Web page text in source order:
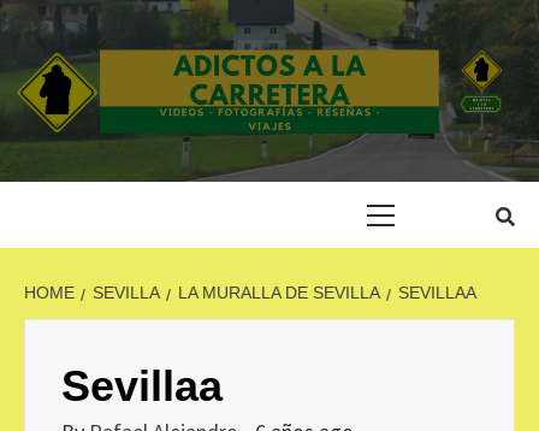
Skip
content
ADICTOS A LA
CARRETERA
HOME SEVILLA LA MURALLA DE SEVILLA SEVILLAA
Sevillaa